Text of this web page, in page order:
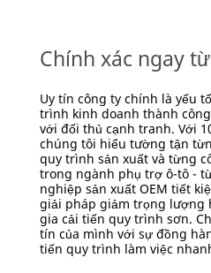
the
liner
***
url**
/3M/vi_VN/p/c/compounds-
polishes/i/automotive/
**Site
area
Glass
url**
/3M/vi_VN/p/c/abrasives/i/
**Site
area
Automotive-
Automotive-
Products
***
url**
/3M/vi_VN/p/c/compounds-
polishes/i/automotive/
Chính xác ngay
Uy tín công ty chính là yếu
trình kinh doanh thành
với đối thủ cạnh tranh. Với
chúng tôi hiểu tường tận
quy trình sản xuất và từng
trong ngành phụ trợ ô-tô -
nghiệp sản xuất OEM tiết
giải pháp giảm trọng lượng
gia cải tiến quy trình sơn.
tín của mình với sự đồng
tiến quy trình làm việc